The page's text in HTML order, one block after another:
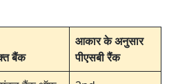
बैंक
आकार के अनुसार
पीएसबी रैंक